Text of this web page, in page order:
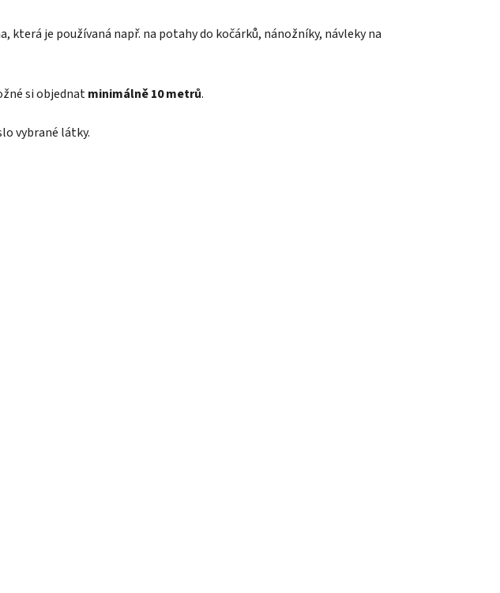
která je používaná např. na potahy do kočárků, nánožníky, návleky na
si objednatminimálně 10 metrů.
vybrané látky.